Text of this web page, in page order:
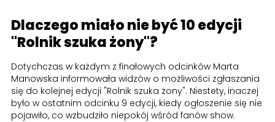
Dlaczego miało nie być 10 edycji
"Rolnik szuka żony"?
Dotychczas w każdym z finałowych odcinków Marta
Manowska informowała widzów o możliwości zgłaszania
się do kolejnej edycji "Rolnik szuka żony". Niestety, inaczej
było w ostatnim odcinku 9 edycji, kiedy ogłoszenie się nie
pojawiło, co wzbudziło niepokój wśród fanów show.